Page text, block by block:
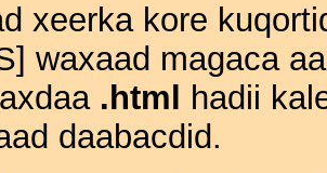
xeerka kore
waxaad magaca
.html
hadii
daabacdid.